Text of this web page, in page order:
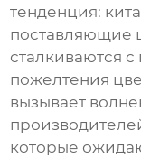
тенденция:
поставляющие
сталкиваются
пожелтения
вызывает
которые